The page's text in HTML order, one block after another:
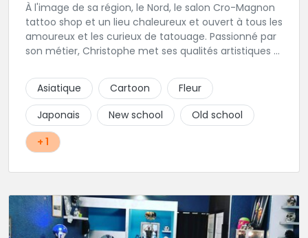
À l'image de sa région, le Nord, le salon Cro-Magnon
tattoo shop et un lieu chaleureux et ouvert à tous les
amoureux et les curieux de tatouage. Passionné par
son métier, Christophe met ses qualités artistiques à
Asiatique
Cartoon
Fleur
Japonais
New school
Old school
+ 1